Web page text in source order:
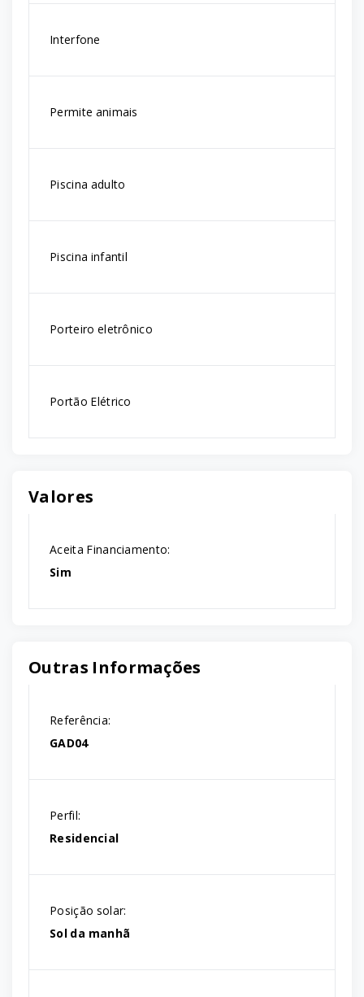
Interfone
Permite animais
Piscina adulto
Piscina infantil
Porteiro eletrônico
Portão Elétrico
Valores
Aceita Financiamento:
Sim
Outras Informações
Referência:
GAD04
Perfil:
Residencial
Posição solar:
Sol da manhã